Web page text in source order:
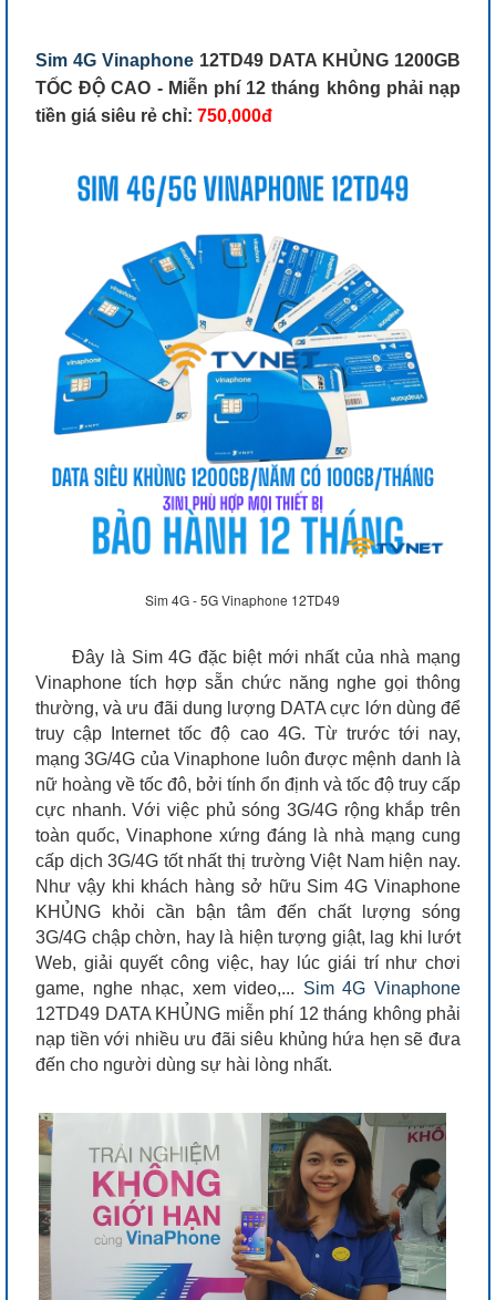
Sim 4G Vinaphone 12TD49 DATA KHỦNG 1200GB
TỐC ĐỘ CAO - Miễn phí 12 tháng không phải nạp
tiền giá siêu rẻ chỉ: 750,000đ
Sim 4G - 5G Vinaphone 12TD49
Đây là Sim 4G đặc biệt mới nhất của nhà mạng
Vinaphone tích hợp sẵn chức năng nghe gọi thông
thường, và ưu đãi dung lượng DATA cực lớn dùng để
truy cập Internet tốc độ cao 4G. Từ trước tới nay,
mạng 3G/4G của Vinaphone luôn được mệnh danh là
nữ hoàng về tốc đô, bởi tính ổn định và tốc độ truy cấp
cực nhanh. Với việc phủ sóng 3G/4G rộng khắp trên
toàn quốc, Vinaphone xứng đáng là nhà mạng cung
cấp dịch 3G/4G tốt nhất thị trường Việt Nam hiện nay.
Như vậy khi khách hàng sở hữu Sim 4G Vinaphone
KHỦNG khỏi cần bận tâm đến chất lượng sóng
3G/4G chập chờn, hay là hiện tượng giật, lag khi lướt
Web, giải quyết công việc, hay lúc giái trí như chơi
game, nghe nhạc, xem video,... Sim 4G Vinaphone
12TD49 DATA KHỦNG miễn phí 12 tháng không phải
nạp tiền với nhiều ưu đãi siêu khủng hứa hẹn sẽ đưa
đến cho người dùng sự hài lòng nhất.